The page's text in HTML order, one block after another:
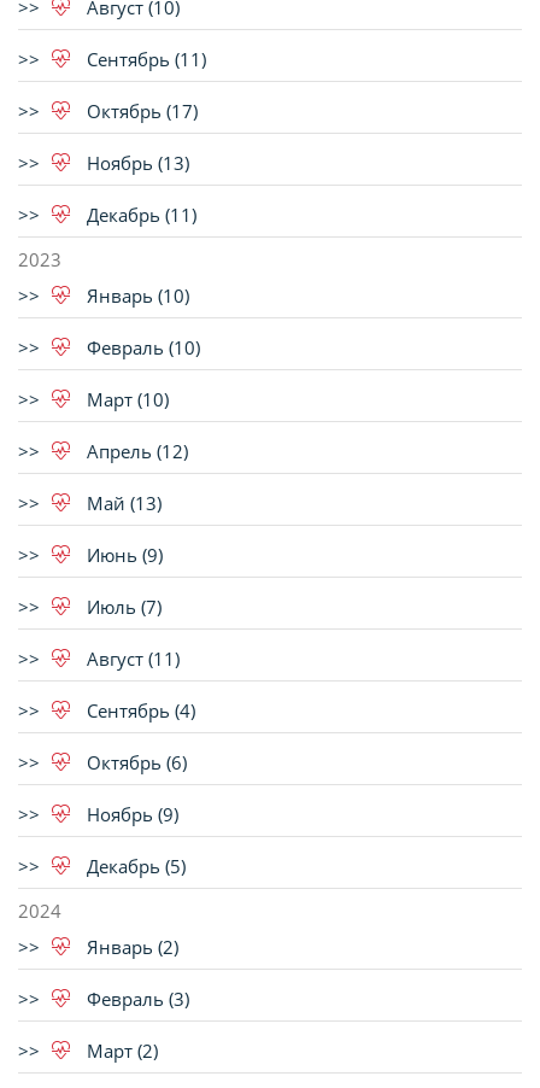
Август (10)
Сентябрь (11)
Октябрь (17)
Ноябрь (13)
Декабрь (11)
2023
Январь (10)
Февраль (10)
Март (10)
Апрель (12)
Май (13)
Июнь (9)
Июль (7)
Август (11)
Сентябрь (4)
Октябрь (6)
Ноябрь (9)
Декабрь (5)
2024
Январь (2)
Февраль (3)
Март (2)